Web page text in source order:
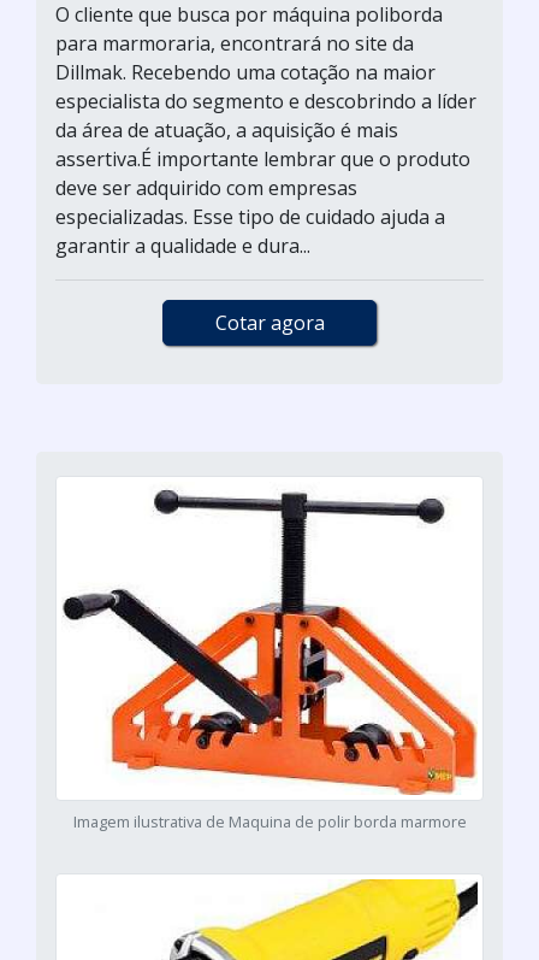
O cliente que busca por máquina poliborda
para marmoraria, encontrará no site da
Dillmak. Recebendo uma cotação na maior
especialista do segmento e descobrindo a líder
da área de atuação, a aquisição é mais
assertiva.É importante lembrar que o produto
deve ser adquirido com empresas
especializadas. Esse tipo de cuidado ajuda a
garantir a qualidade e dura...
Cotar agora
Imagem ilustrativa de Maquina de polir borda marmore